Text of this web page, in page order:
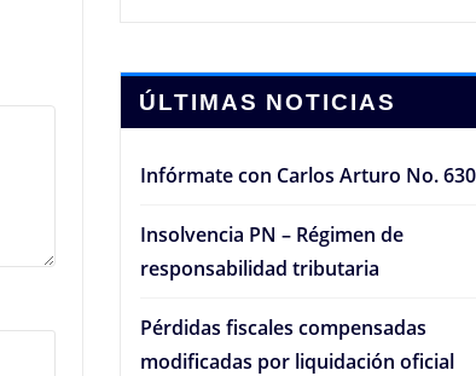
ÚLTIMAS NOTICIAS
Infórmate con Carlos Arturo No. 630
Insolvencia PN – Régimen de
responsabilidad tributaria
Pérdidas fiscales compensadas
modificadas por liquidación oficial